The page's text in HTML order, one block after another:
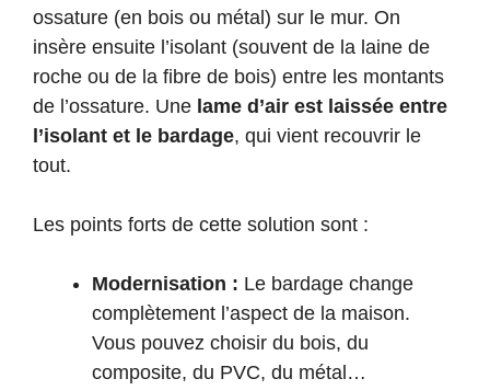
ossature (en bois ou métal) sur le mur. On
insère ensuite l’isolant (souvent de la laine de
roche ou de la fibre de bois) entre les montants
de l’ossature. Une lame d’air est laissée entre
l’isolant et le bardage, qui vient recouvrir le
tout.
Les points forts de cette solution sont :
Modernisation : Le bardage change
complètement l’aspect de la maison.
Vous pouvez choisir du bois, du
composite, du PVC, du métal…